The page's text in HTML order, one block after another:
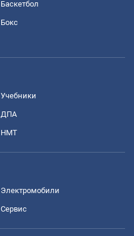
Баскетбол
Бокс
Учебники
ДПА
НМТ
Электромобили
Сервис